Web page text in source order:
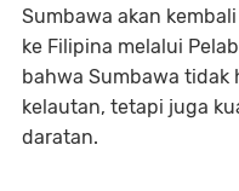
Sumbawa akan
ke Filipina melalui
bahwa Sumbawa tidak
kelautan, tetapi juga
daratan.